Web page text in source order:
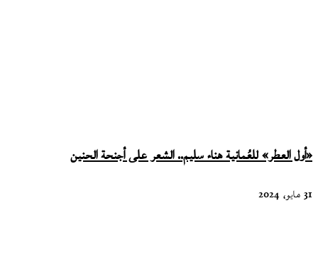
«أول العطر» للعُمانية هناء سليم.. الشعر على أجنحة الحنين
31 مايو، 2024